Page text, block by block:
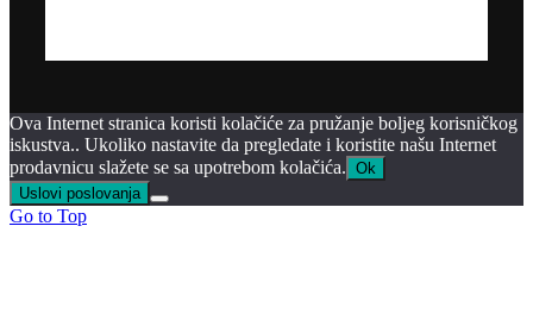
Ova Internet stranica koristi kolačiće za pružanje boljeg korisničkog
iskustva.. Ukoliko nastavite da pregledate i koristite našu Internet
prodavnicu slažete se sa upotrebom kolačića. Ok
Uslovi poslovanja
Go to Top